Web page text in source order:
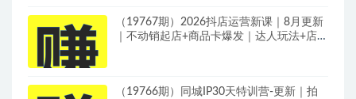
（19767期）2026抖店运营新课｜8月更新
｜不动销起店+商品卡爆发｜达人玩法+店群
（19766期）同城IP30天特训营-更新｜拍